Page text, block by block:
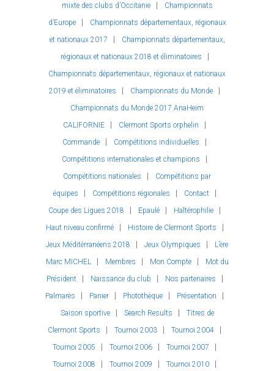
mixte des clubs d’Occitanie
Championnats
d’Europe
Championnats départementaux, régionaux
et nationaux 2017
Championnats départementaux,
régionaux et nationaux 2018 et éliminatoires
Championnats départementaux, régionaux et nationaux
2019 et éliminatoires
Championnats du Monde
Championnats du Monde 2017 AnaHeim
CALIFORNIE
Clermont Sports orphelin
Commande
Compétitions individuelles
Compétitions internationales et champions
Compétitions nationales
Compétitions par
équipes
Compétitions régionales
Contact
Coupe des Ligues 2018
Epaulé
Haltérophilie
Haut niveau confirmé
Histoire de Clermont Sports
Jeux Méditérranéens 2018
Jeux Olympiques
L’ère
Marc MICHEL
Membres Mon Compte
Mot du
Président
Naissance du club
Nos partenaires
Palmarès
Panier Photothèque
Présentation
Saison sportive
Search Results
Titres de
Clermont Sports
Tournoi 2003
Tournoi 2004
Tournoi 2005
Tournoi 2006
Tournoi 2007
Tournoi 2008
Tournoi 2009 Tournoi 2010